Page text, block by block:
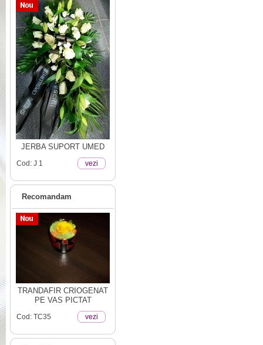
JERBA SUPORT UMED
Cod: J 1 vezi
Recomandam
TRANDAFIR CRIOGENAT
PE VAS PICTAT
Cod: TC35 vezi